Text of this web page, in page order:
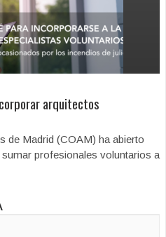
arquitectos
de Madrid (COAM) ha abierto
profesionales voluntarios a